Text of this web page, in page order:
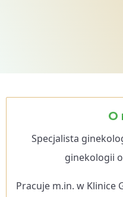
O
Specjalista
ginekologii
Pracuje m.in. w Klinice